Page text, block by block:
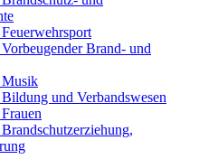
Brand- und
Musik
und Verbandswesen